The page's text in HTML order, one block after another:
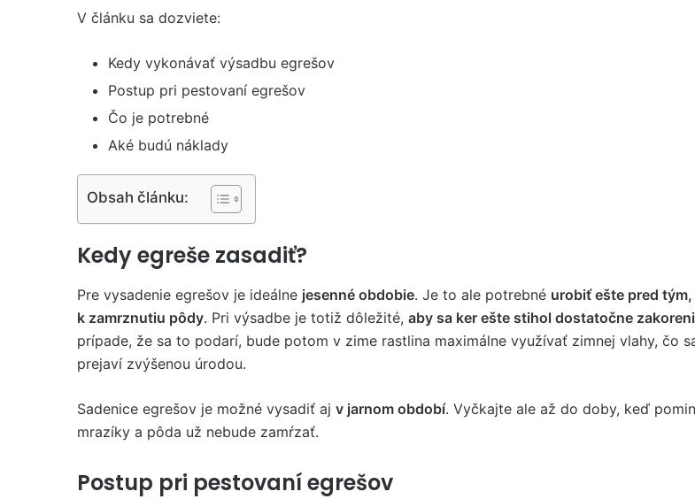
V článku sa dozviete:
Kedy vykonávať výsadbu egrešov
Postup pri pestovaní egrešov
Čo je potrebné
Aké budú náklady
Obsah článku:
Kedy egreše zasadiť?
Pre vysadenie egrešov je ideálne jesenné obdobie. Je to ale potrebné urobiť ešte pred
k zamrznutiu pôdy. Pri výsadbe je totiž dôležité, aby sa ker ešte stihol dostatočne
prípade, že sa to podarí, bude potom v zime rastlina maximálne využívať zimnej vlahy, čo
prejaví zvýšenou úrodou.
Sadenice egrešov je možné vysadiť aj v jarnom období. Vyčkajte ale až do doby, keď
mrazíky a pôda už nebude zamŕzať.
Postup pri pestovaní egrešov